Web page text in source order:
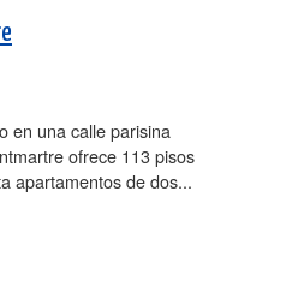
en una calle parisina
ofrece 113 pisos
apartamentos de dos...